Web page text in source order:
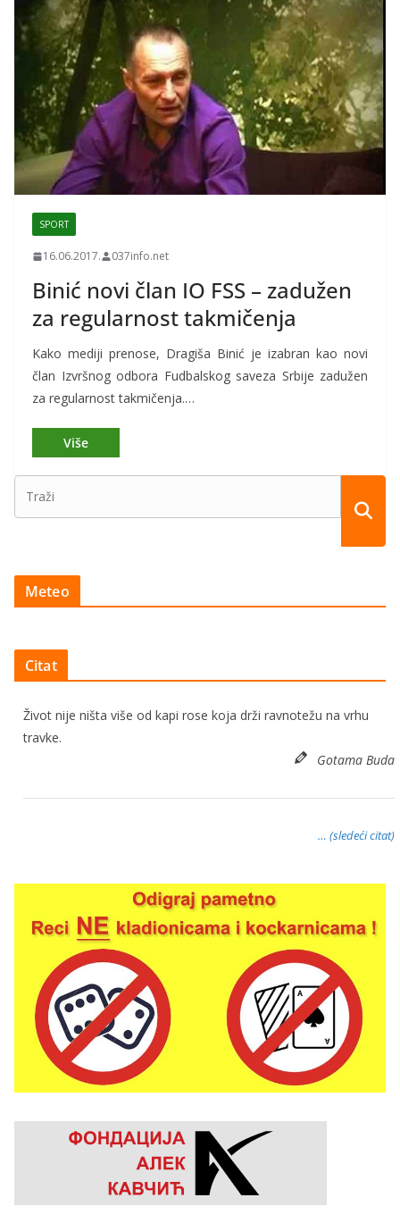
SPORT
16.06.2017. 037info.net
Binić novi član IO FSS – zadužen
za regularnost takmičenja
Kako mediji prenose, Dragiša Binić je izabran kao novi
član Izvršnog odbora Fudbalskog saveza Srbije zadužen
za regularnost takmičenja.…
Meteo
Citat
Život nije ništa više od kapi rose koja drži ravnotežu na vrhu
travke.
Gotama Buda
… (sledeći citat)